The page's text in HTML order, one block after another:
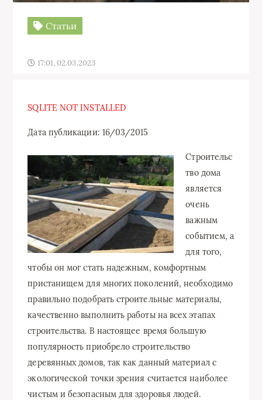
Статьи
17:01, 02.03.2023
SQLITE NOT INSTALLED
Дата публикации: 16/03/2015
Строительс
тво дома
является
очень
важным
событием, а
для того,
чтобы он мог стать надежным, комфортным
пристанищем для многих поколений, необходимо
правильно подобрать строительные материалы,
качественно выполнить работы на всех этапах
строительства. В настоящее время большую
популярность приобрело строительство
деревянных домов, так как данный материал с
экологической точки зрения считается наиболее
чистым и безопасным для здоровья людей.